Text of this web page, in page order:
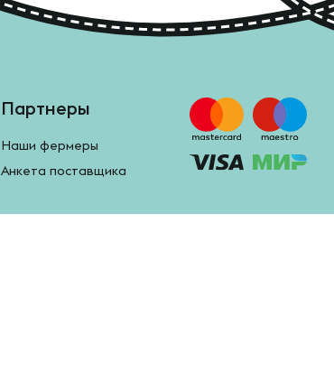
Партнеры
Наши фермеры
Анкета поставщика